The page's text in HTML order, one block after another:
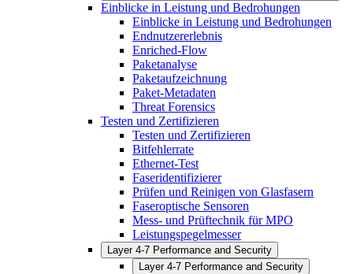
Einblicke in Leistung und Bedrohungen
Einblicke in Leistung und Bedrohungen
Endnutzererlebnis
Enriched-Flow
Paketanalyse
Paketaufzeichnung
Paket-Metadaten
Threat Forensics
Testen und Zertifizieren
Testen und Zertifizieren
Bitfehlerrate
Ethernet-Test
Faseridentifizierer
Prüfen und Reinigen von Glasfasern
Faseroptische Sensoren
Mess- und Prüftechnik für MPO
Leistungspegelmesser
Layer 4-7 Performance and Security
Layer 4-7 Performance and Security